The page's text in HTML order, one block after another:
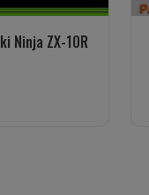
Ninja ZX-10R